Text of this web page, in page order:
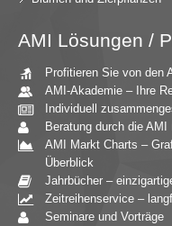
AMI Lösungen /
Profitieren Sie von den
AMI-Akademie – Ihre
Individuell
Beratung durch die
AMI Markt Charts –
Überblick
Jahrbücher –
Zeitreihenservice –
Seminare und Vorträge